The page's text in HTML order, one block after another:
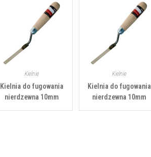
Kielnie
Kielnia do fugowania
nierdzewna 10mm
Kielnie
Kielnia do fugowania
nierdzewna 10mm